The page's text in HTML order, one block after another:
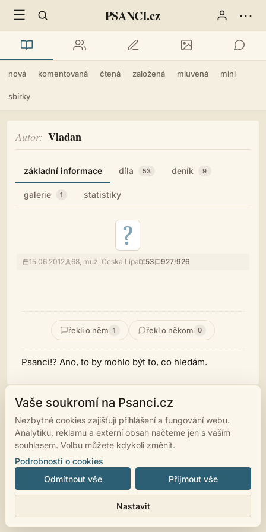
☰ PSANCI.cz ⋯
nová komentovaná čtená založená mluvená mini
sbírky
Autor Vladan
základní informace díla 53 deník 9
galerie 1 statistiky
15.06.2012 68, muž, Česká Lípa 53 927/926
řekli o něm 1 řekl o někom 0
Psanci!? Ano, to by mohlo být to, co hledám.
© 2007 - 2026psanci.cz•Nastavení cookies •Facebook• Programming
byLUKiO
Vaše soukromí na Psanci.cz
Nezbytné cookies zajišťují přihlášení a fungování webu.
Analytiku, reklamu a externí obsah načteme jen s vaším
souhlasem. Volbu můžete kdykoli změnit.
Podrobnosti o cookies
Odmítnout vše
Nastavit
Přijmout vše